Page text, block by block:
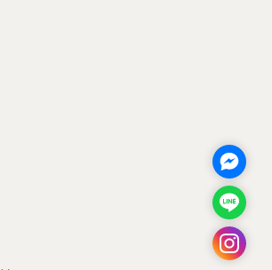
M
e
s
s
e
L
i
n
I
n